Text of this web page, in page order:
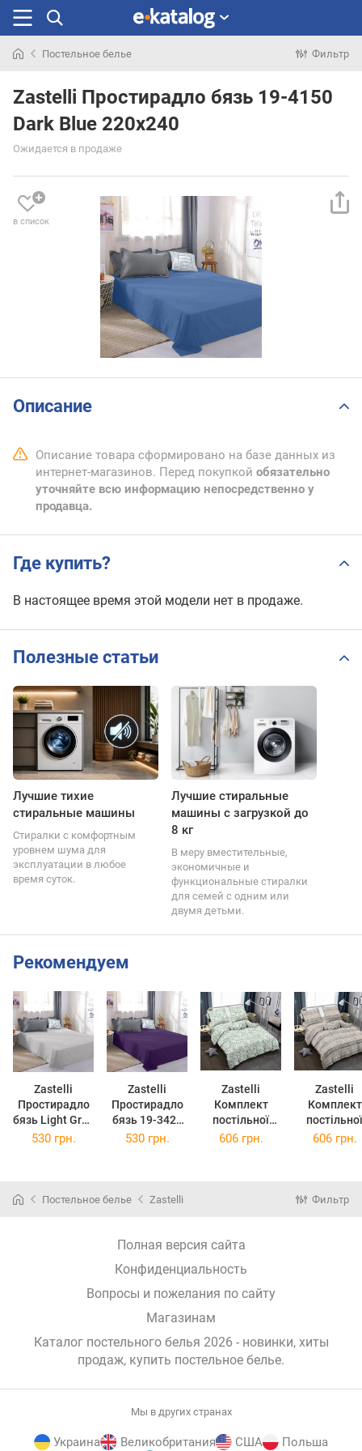
раньше
Постельное белье Фильтр
Zastelli Простирадло бязь 19-4150
Dark Blue 220х240
Ожидается в продаже
в список
Описание
Описание товара сформировано на базе данных из
интернет-магазинов. Перед покупкой обязательно
уточняйте всю информацию непосредственно у
продавца.
Где купить?
В настоящее время этой модели нет в продаже.
Полезные статьи
Лучшие тихие
стиральные машины
Стиралки с комфортным
уровнем шума для
эксплуатации в любое
время суток.
Лучшие стиральные
машины с загрузкой до
8 кг
В меру вместительные,
экономичные и
функциональные стиралки
для семей с одним или
двумя детьми.
Рекомендуем
Zastelli
Простирадло
бязь Light Grey
185х220
Zastelli
Простирадло
бязь 19-3424
Sunset Purple
Zastelli
Комплект
постільної
білизни
Zastelli
Комплект
постільної
білизни
145х210
530 грн. 530 грн. 606 грн. 606 грн.
Постельное белье Zastelli Фильтр
Полная версия сайта
Конфиденциальность
Вопросы и пожелания по сайту
Магазинам
Каталог постельного белья 2026 - новинки, хиты
продаж, купить постельное белье.
Мы в других странах
Украина Великобритания США Польша